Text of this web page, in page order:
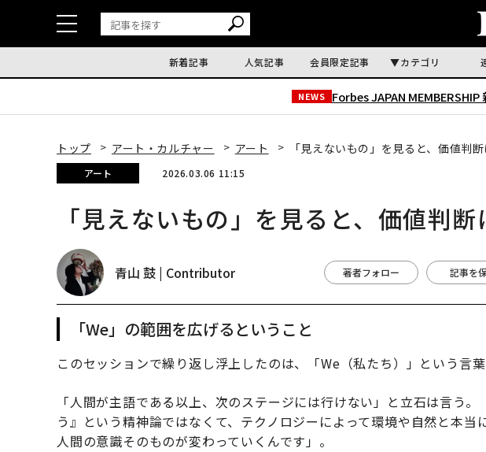
新着記事 人気記事 会員限定記事 カテゴリ
NEWS Forbes JAPAN MEMBERSHIP
トップ アート・カルチャー アート 「見えないもの」を見ると、価値判
アート 2026.03.06 11:15
「見えないもの」を見ると、価値判
青山 鼓 | Contributor 著者フォロー 記事を
「We」の範囲を広げるということ
このセッションで繰り返し浮上したのは、「We（私たち）」という言葉
「人間が主語である以上、次のステージには行けない」と立石は言う
う』という精神論ではなくて、テクノロジーによって環境や自然と本当
人間の意識そのものが変わっていくんです」。